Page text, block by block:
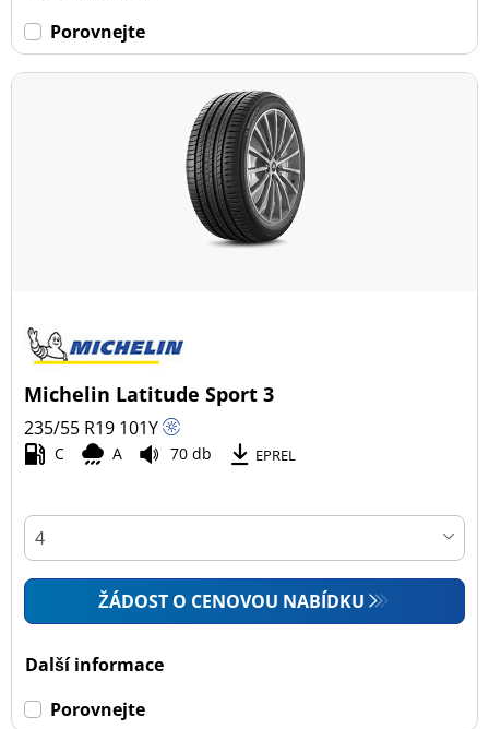
Porovnejte
Michelin Latitude Sport 3
235/55 R19 101Y
C A 70 db EPREL
ŽÁDOST O CENOVOU NABÍDKU
Další informace
Porovnejte